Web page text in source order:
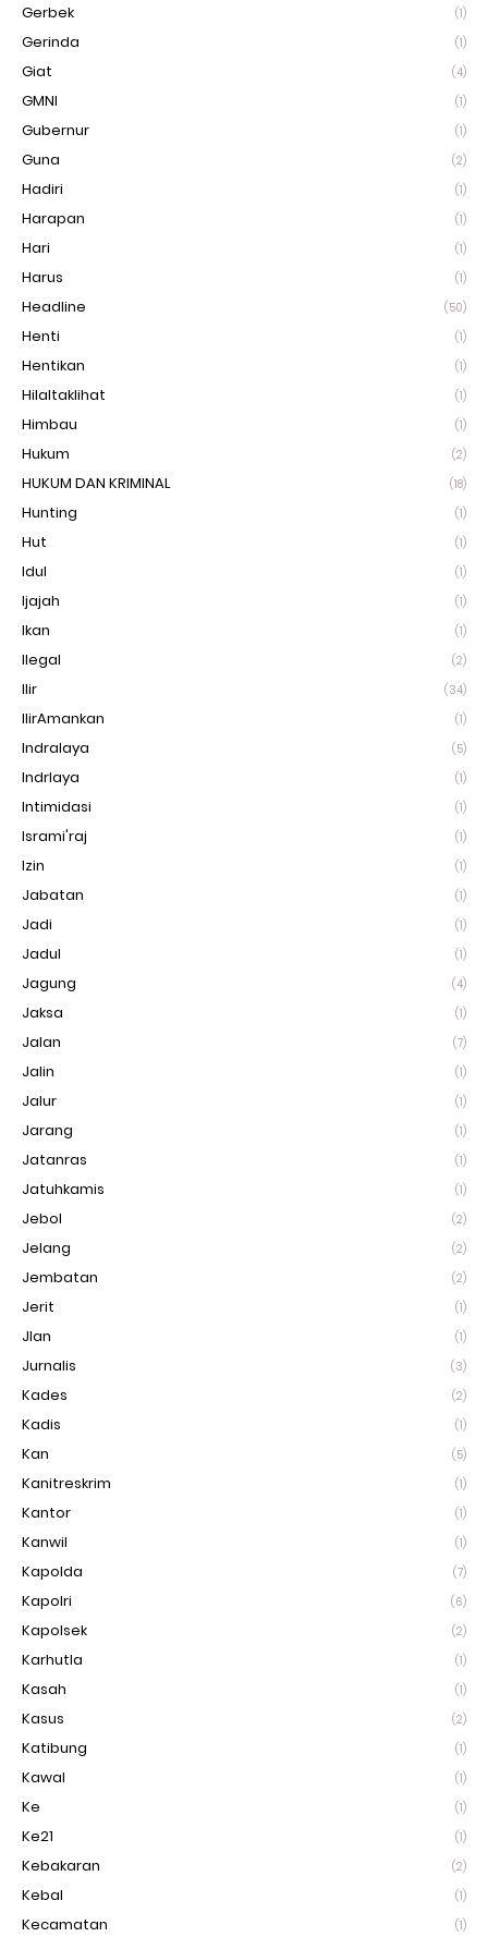
Gerbek (1)
Gerinda (1)
Giat (4)
GMNI (1)
Gubernur (1)
Guna (2)
Hadiri (1)
Harapan (1)
Hari (1)
Harus (1)
Headline (50)
Henti (1)
Hentikan (1)
Hilaltaklihat (1)
Himbau (1)
Hukum (2)
HUKUM DAN KRIMINAL (18)
Hunting (1)
Hut (1)
Idul (1)
Ijajah (1)
Ikan (1)
Ilegal (2)
Ilir (34)
IlirAmankan (1)
Indralaya (5)
Indrlaya (1)
Intimidasi (1)
Isrami'raj (1)
Izin (1)
Jabatan (1)
Jadi (1)
Jadul (1)
Jagung (4)
Jaksa (1)
Jalan (7)
Jalin (1)
Jalur (1)
Jarang (1)
Jatanras (1)
Jatuhkamis (1)
Jebol (2)
Jelang (2)
Jembatan (2)
Jerit (1)
Jlan (1)
Jurnalis (3)
Kades (2)
Kadis (1)
Kan (5)
Kanitreskrim (1)
Kantor (1)
Kanwil (1)
Kapolda (7)
Kapolri (6)
Kapolsek (2)
Karhutla (1)
Kasah (1)
Kasus (2)
Katibung (1)
Kawal (1)
Ke (1)
Ke21 (1)
Kebakaran (2)
Kebal (1)
Kecamatan (1)